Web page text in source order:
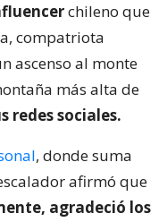
chileno que
compatriota
ascenso al monte
más alta de
redes sociales.
, donde suma
afirmó que
agradeció los